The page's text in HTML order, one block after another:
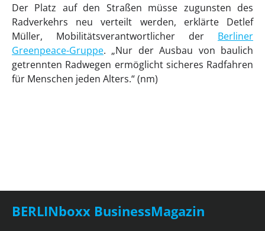
Der Platz auf den Straßen müsse zugunsten des
Radverkehrs neu verteilt werden, erklärte Detlef
Müller, Mobilitätsverantwortlicher der Berliner
Greenpeace-Gruppe. „Nur der Ausbau von baulich
getrennten Radwegen ermöglicht sicheres Radfahren
für Menschen jeden Alters.“ (nm)
BERLINboxx BusinessMagazin